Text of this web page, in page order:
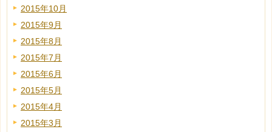
2015年10月
2015年9月
2015年8月
2015年7月
2015年6月
2015年5月
2015年4月
2015年3月